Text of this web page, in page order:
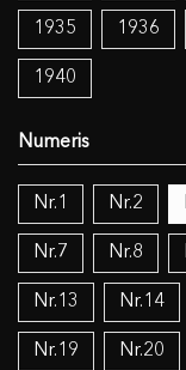
1935 1936
1940
Nr.1 Nr.2
Nr.7 Nr.8
Nr.13 Nr.14
Nr.19 Nr.20